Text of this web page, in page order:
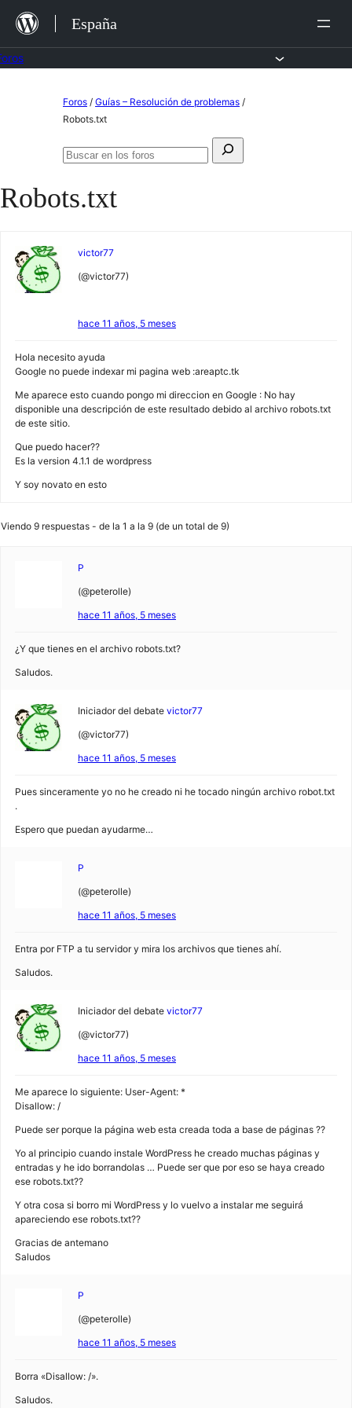
Saltar
contenido
España
Foros / Guías – Resolución de problemas /
Robots.txt
Buscar:
Buscar
Robots.txt
victor77
(@victor77)
hace 11 años, 5 meses
Hola necesito ayuda
Google no puede indexar mi pagina web :areaptc.tk
Me aparece esto cuando pongo mi direccion en Google : No hay
disponible una descripción de este resultado debido al archivo robots.txt
de este sitio.
Que puedo hacer??
Es la version 4.1.1 de wordpress
Y soy novato en esto
Viendo 9 respuestas - de la 1 a la 9 (de un total de 9)
P
(@peterolle)
hace 11 años, 5 meses
¿Y que tienes en el archivo robots.txt?
Saludos.
Iniciador del debate victor77
(@victor77)
hace 11 años, 5 meses
Pues sinceramente yo no he creado ni he tocado ningún archivo robot.txt
.
Espero que puedan ayudarme…
P
(@peterolle)
hace 11 años, 5 meses
Entra por FTP a tu servidor y mira los archivos que tienes ahí.
Saludos.
Iniciador del debate victor77
(@victor77)
hace 11 años, 5 meses
Me aparece lo siguiente: User-Agent: *
Disallow: /
Puede ser porque la página web esta creada toda a base de páginas ??
Yo al principio cuando instale WordPress he creado muchas páginas y
entradas y he ido borrandolas … Puede ser que por eso se haya creado
ese robots.txt??
Y otra cosa si borro mi WordPress y lo vuelvo a instalar me seguirá
apareciendo ese robots.txt??
Gracias de antemano
Saludos
P
(@peterolle)
hace 11 años, 5 meses
Borra «Disallow: /».
Saludos.